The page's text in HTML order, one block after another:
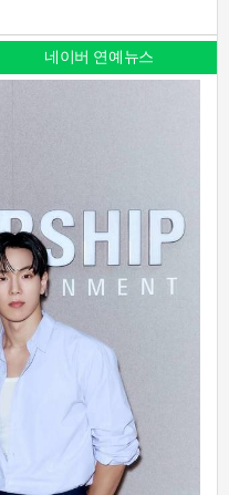
네이버 연예뉴스